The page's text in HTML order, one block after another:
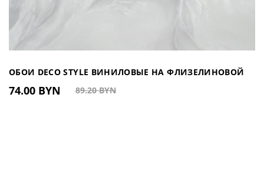
ОБОИ DECO STYLE ВИНИЛОВЫЕ НА ФЛИЗЕЛИНОВОЙ
ОСНОВЕ HX620401 (КИТАЙ)
74.00 BYN 89.20 BYN